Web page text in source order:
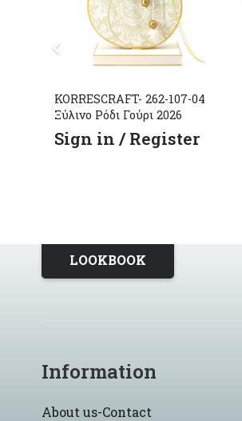
KORRESCRAFT- 262-107-04
Ξύλινο Ρόδι Γούρι 2026
Sign in / Register
LOOKBOOK
Information
About us-Contact